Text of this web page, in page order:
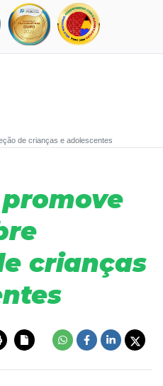
de crianças e adolescentes
crianças